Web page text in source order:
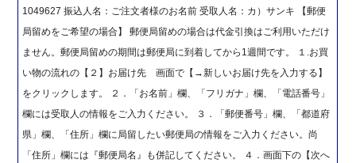
1049627 振込人名：ご注文者様のお名前 受取人名：カ）サンキ 【郵便
局留めをご希望の場合】 郵便局留めの場合は代金引換はご利用いただけ
ません。郵便局留めの期間は郵便局に到着してから1週間です。 １.お買
い物の流れの【２】お届け先 画面で【→新しいお届け先を入力する】
をクリックします。 ２．「お名前」欄、「フリガナ」欄、「電話番号」
欄には受取人の情報をご入力ください。 ３．「郵便番号」欄、「都道府
県」欄、「住所」欄に局留したい郵便局の情報をご入力ください。尚
「住所」欄には『郵便局名』も併記してください。 ４．画面下の【次へ